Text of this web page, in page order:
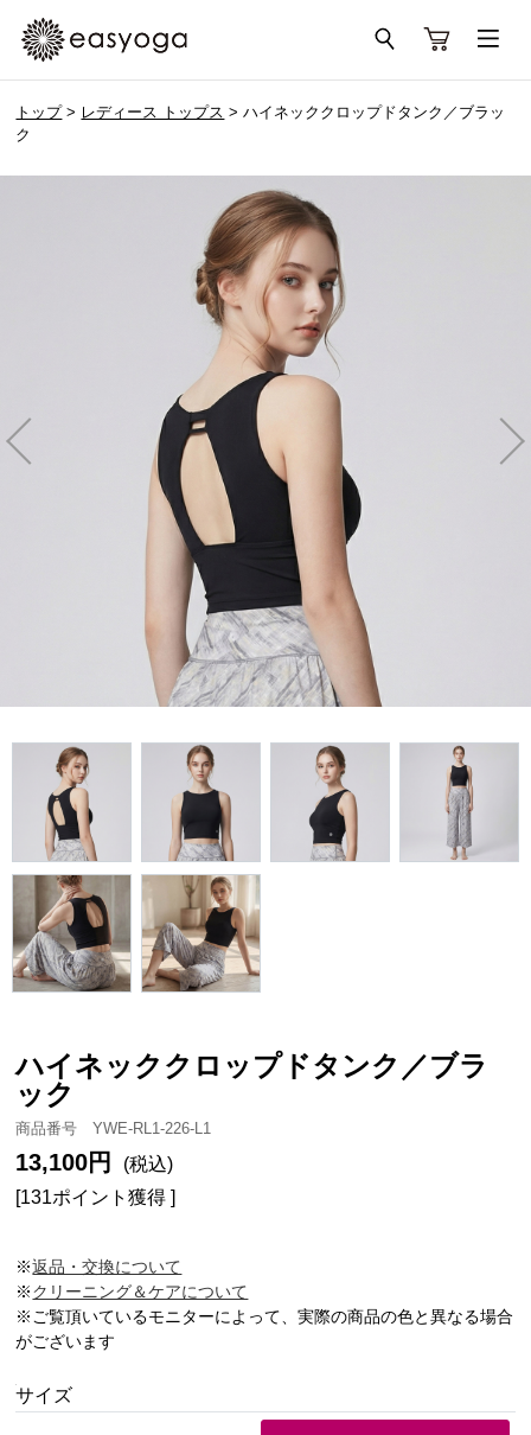
トップ> レディース トップス > ハイネッククロップドタンク／ブラッ
ク
ハイネッククロップドタンク／ブラ
ック
商品番号 YWE-RL1-226-L1
13,100円
(税込)
[131ポイント獲得 ]
※返品・交換について
※クリーニング＆ケアについて
※ご覧頂いているモニターによって、実際の商品の色と異なる場合
がございます
サイズ